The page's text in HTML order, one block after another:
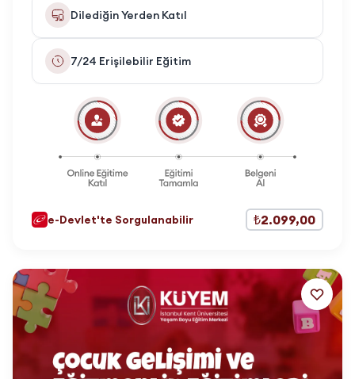
Dilediğin Yerden Katıl
7/24 Erişilebilir Eğitim
e-Devlet'te Sorgulanabilir ₺2.099,00